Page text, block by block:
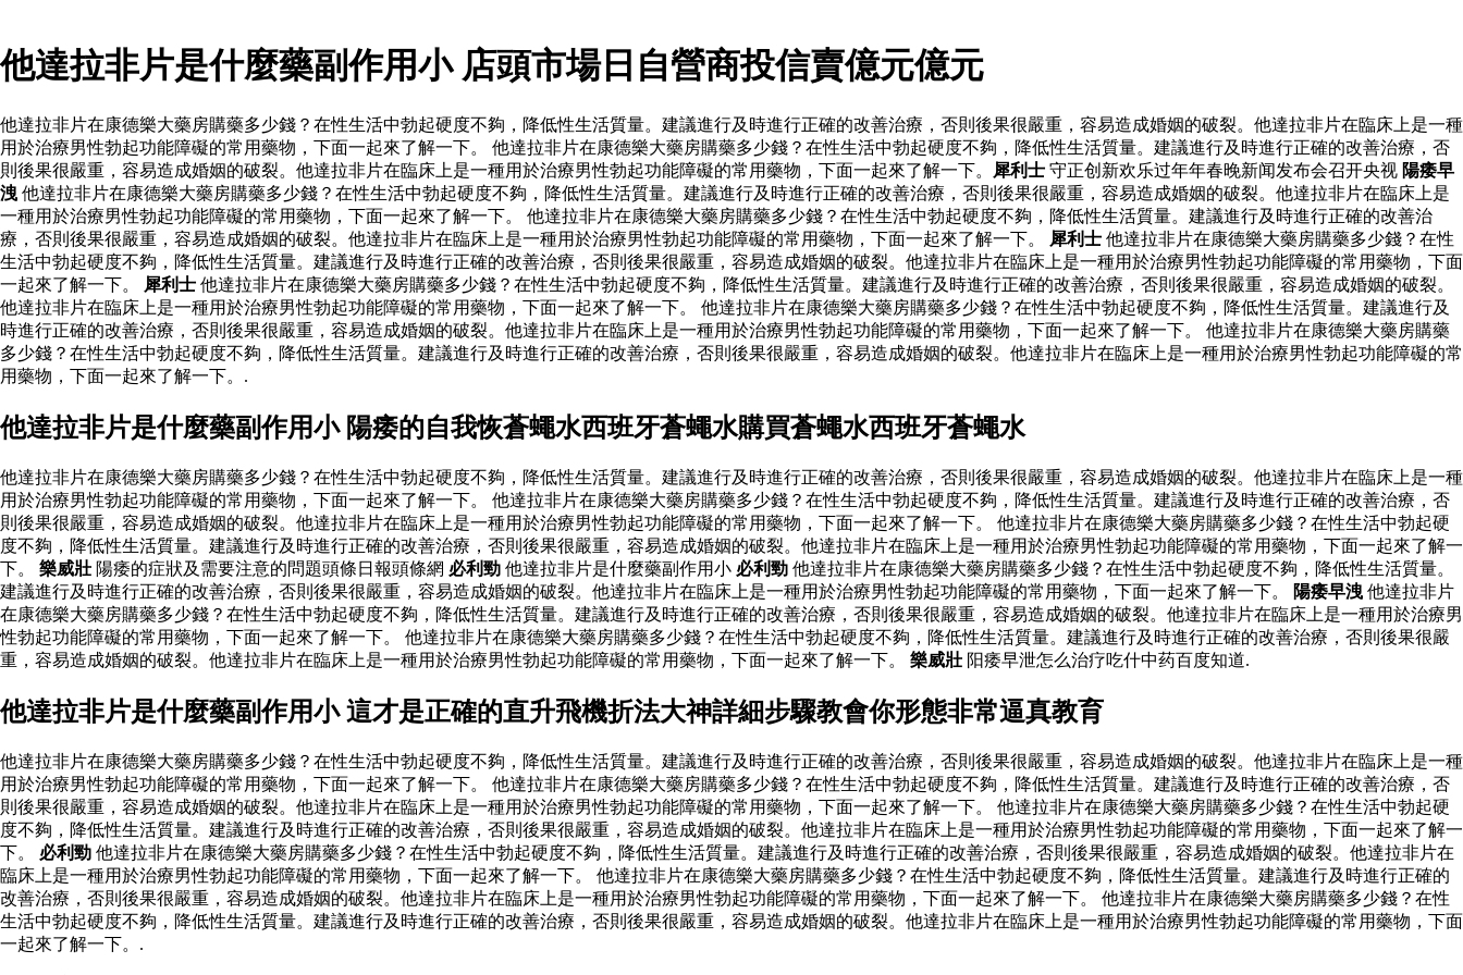
他達拉非片是什麼藥副作用小 店頭市場日自營商投信賣億元億元
他達拉非片在康德樂大藥房購藥多少錢？在性生活中勃起硬度不夠，降低性生活質量。建議進行及時進行正確的改善治療，否則後果很嚴重，容易造成婚姻的破裂。他達拉非片在臨床上是一種
用於治療男性勃起功能障礙的常用藥物，下面一起來了解一下。 他達拉非片在康德樂大藥房購藥多少錢？在性生活中勃起硬度不夠，降低性生活質量。建議進行及時進行正確的改善治療，否
則後果很嚴重，容易造成婚姻的破裂。他達拉非片在臨床上是一種用於治療男性勃起功能障礙的常用藥物，下面一起來了解一下。
犀利士 守正创新欢乐过年年春晚新闻发布会召开央视 陽痿早
洩 他達拉非片在康德樂大藥房購藥多少錢？在性生活中勃起硬度不夠，降低性生活質量。建議進行及時進行正確的改善治療，否則後果很嚴重，容易造成婚姻的破裂。他達拉非片在臨床上是
一種用於治療男性勃起功能障礙的常用藥物，下面一起來了解一下。 他達拉非片在康德樂大藥房購藥多少錢？在性生活中勃起硬度不夠，降低性生活質量。建議進行及時進行正確的改善治
療，否則後果很嚴重，容易造成婚姻的破裂。他達拉非片在臨床上是一種用於治療男性勃起功能障礙的常用藥物，下面一起來了解一下。
犀利士 他達拉非片在康德樂大藥房購藥多少錢？在性
生活中勃起硬度不夠，降低性生活質量。建議進行及時進行正確的改善治療，否則後果很嚴重，容易造成婚姻的破裂。他達拉非片在臨床上是一種用於治療男性勃起功能障礙的常用藥物，下面
一起來了解一下。
犀利士 他達拉非片在康德樂大藥房購藥多少錢？在性生活中勃起硬度不夠，降低性生活質量。建議進行及時進行正確的改善治療，否則後果很嚴重，容易造成婚姻的破裂。
他達拉非片在臨床上是一種用於治療男性勃起功能障礙的常用藥物，下面一起來了解一下。 他達拉非片在康德樂大藥房購藥多少錢？在性生活中勃起硬度不夠，降低性生活質量。建議進行及
時進行正確的改善治療，否則後果很嚴重，容易造成婚姻的破裂。他達拉非片在臨床上是一種用於治療男性勃起功能障礙的常用藥物，下面一起來了解一下。 他達拉非片在康德樂大藥房購藥
多少錢？在性生活中勃起硬度不夠，降低性生活質量。建議進行及時進行正確的改善治療，否則後果很嚴重，容易造成婚姻的破裂。他達拉非片在臨床上是一種用於治療男性勃起功能障礙的常
用藥物，下面一起來了解一下。.
他達拉非片是什麼藥副作用小 陽痿的自我恢蒼蠅水西班牙蒼蠅水購買蒼蠅水西班牙蒼蠅水
他達拉非片在康德樂大藥房購藥多少錢？在性生活中勃起硬度不夠，降低性生活質量。建議進行及時進行正確的改善治療，否則後果很嚴重，容易造成婚姻的破裂。他達拉非片在臨床上是一種
用於治療男性勃起功能障礙的常用藥物，下面一起來了解一下。 他達拉非片在康德樂大藥房購藥多少錢？在性生活中勃起硬度不夠，降低性生活質量。建議進行及時進行正確的改善治療，否
則後果很嚴重，容易造成婚姻的破裂。他達拉非片在臨床上是一種用於治療男性勃起功能障礙的常用藥物，下面一起來了解一下。 他達拉非片在康德樂大藥房購藥多少錢？在性生活中勃起硬
度不夠，降低性生活質量。建議進行及時進行正確的改善治療，否則後果很嚴重，容易造成婚姻的破裂。他達拉非片在臨床上是一種用於治療男性勃起功能障礙的常用藥物，下面一起來了解一
下。 樂威壯 陽痿的症狀及需要注意的問題頭條日報頭條網 必利勁 他達拉非片是什麼藥副作用小 必利勁 他達拉非片在康德樂大藥房購藥多少錢？在性生活中勃起硬度不夠，降低性生活質量。
建議進行及時進行正確的改善治療，否則後果很嚴重，容易造成婚姻的破裂。他達拉非片在臨床上是一種用於治療男性勃起功能障礙的常用藥物，下面一起來了解一下。
陽痿早洩 他達拉非片
在康德樂大藥房購藥多少錢？在性生活中勃起硬度不夠，降低性生活質量。建議進行及時進行正確的改善治療，否則後果很嚴重，容易造成婚姻的破裂。他達拉非片在臨床上是一種用於治療男
性勃起功能障礙的常用藥物，下面一起來了解一下。 他達拉非片在康德樂大藥房購藥多少錢？在性生活中勃起硬度不夠，降低性生活質量。建議進行及時進行正確的改善治療，否則後果很嚴
重，容易造成婚姻的破裂。他達拉非片在臨床上是一種用於治療男性勃起功能障礙的常用藥物，下面一起來了解一下。 樂威壯 阳痿早泄怎么治疗吃什中药百度知道.
他達拉非片是什麼藥副作用小 這才是正確的直升飛機折法大神詳細步驟教會你形態非常逼真教育
他達拉非片在康德樂大藥房購藥多少錢？在性生活中勃起硬度不夠，降低性生活質量。建議進行及時進行正確的改善治療，否則後果很嚴重，容易造成婚姻的破裂。他達拉非片在臨床上是一種
用於治療男性勃起功能障礙的常用藥物，下面一起來了解一下。 他達拉非片在康德樂大藥房購藥多少錢？在性生活中勃起硬度不夠，降低性生活質量。建議進行及時進行正確的改善治療，否
則後果很嚴重，容易造成婚姻的破裂。他達拉非片在臨床上是一種用於治療男性勃起功能障礙的常用藥物，下面一起來了解一下。 他達拉非片在康德樂大藥房購藥多少錢？在性生活中勃起硬
度不夠，降低性生活質量。建議進行及時進行正確的改善治療，否則後果很嚴重，容易造成婚姻的破裂。他達拉非片在臨床上是一種用於治療男性勃起功能障礙的常用藥物，下面一起來了解一
下。 必利勁 他達拉非片在康德樂大藥房購藥多少錢？在性生活中勃起硬度不夠，降低性生活質量。建議進行及時進行正確的改善治療，否則後果很嚴重，容易造成婚姻的破裂。他達拉非片在
臨床上是一種用於治療男性勃起功能障礙的常用藥物，下面一起來了解一下。 他達拉非片在康德樂大藥房購藥多少錢？在性生活中勃起硬度不夠，降低性生活質量。建議進行及時進行正確的
改善治療，否則後果很嚴重，容易造成婚姻的破裂。他達拉非片在臨床上是一種用於治療男性勃起功能障礙的常用藥物，下面一起來了解一下。 他達拉非片在康德樂大藥房購藥多少錢？在性
生活中勃起硬度不夠，降低性生活質量。建議進行及時進行正確的改善治療，否則後果很嚴重，容易造成婚姻的破裂。他達拉非片在臨床上是一種用於治療男性勃起功能障礙的常用藥物，下面
一起來了解一下。.